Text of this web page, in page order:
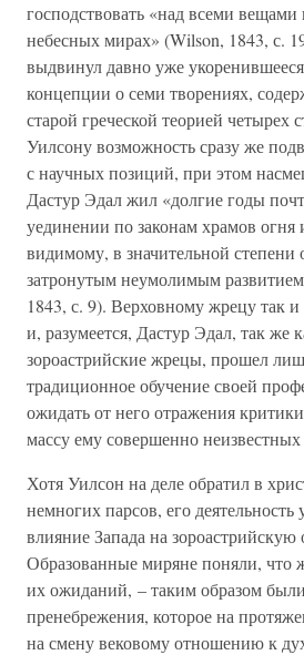
господствовать «над всеми вещами
небесных мирах» (Wilson, 1843, с.
выдвинул давно уже
концепции о семи творениях,
старой греческой теорией четырех
Уилсону возможность сразу же
с научных позиций, при этом
Дастур Эдал жил «долгие годы
уединении по законам храмов огня
видимому, в значительной степени
затронутым неумолимым
1843, с. 9). Верховному жрецу так и
и, разумеется, Дастур Эдал, так же
зороастрийские жрецы, прошел
традиционное обучение своей
ожидать от него отражения
массу ему совершенно
Хотя Уилсон на деле обратил в
немногих парсов, его
влияние Запада на
Образованные миряне поняли, что
их ожиданий, – таким образом
пренебрежения, которое на
на смену вековому отношению к